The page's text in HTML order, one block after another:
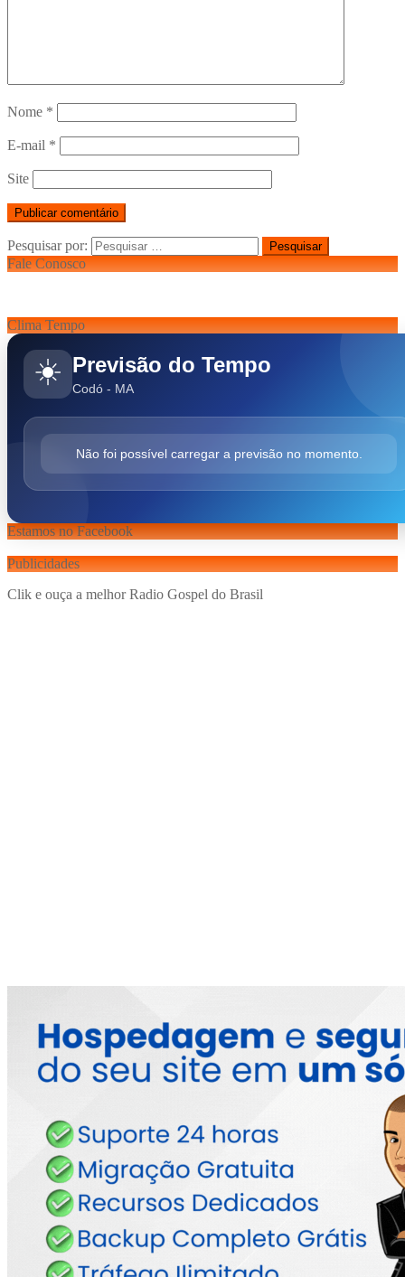
Nome *
E-mail *
Site
Pesquisar por:
Fale Conosco
Clima Tempo
☀️ Previsão do Tempo
Codó - MA
Não foi possível carregar a previsão no momento.
Estamos no Facebook
Publicidades
Clik e ouça a melhor Radio Gospel do Brasil